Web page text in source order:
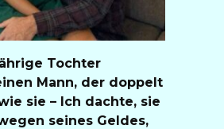
Tochter
Mann, der doppelt
sie – Ich dachte, sie
seines Geldes,